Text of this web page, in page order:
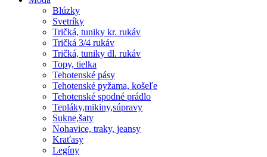
Blúzky
Svetríky
Tričká, tuniky kr. rukáv
Tričká 3/4 rukáv
Tričká, tuniky dl. rukáv
Topy, tielka
Tehotenské pásy
Tehotenské pyžama, košeľe
Tehotenské spodné prádlo
Tepláky,mikiny,súpravy
Sukne,šaty
Nohavice, traky, jeansy
Kraťasy
Legíny